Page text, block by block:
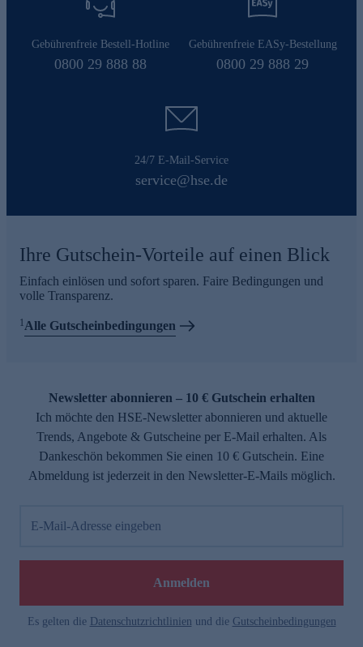
Gebührenfreie Bestell-Hotline
0800 29 888 88
Gebührenfreie EASy-Bestellung
0800 29 888 29
24/7 E-Mail-Service
service@hse.de
Ihre Gutschein-Vorteile auf einen Blick
Einfach einlösen und sofort sparen. Faire Bedingungen und
volle Transparenz.
1Alle Gutscheinbedingungen
Newsletter abonnieren – 10 € Gutschein erhalten
Ich möchte den HSE-Newsletter abonnieren und aktuelle
Trends, Angebote & Gutscheine per E-Mail erhalten. Als
Dankeschön bekommen Sie einen 10 € Gutschein. Eine
Abmeldung ist jederzeit in den Newsletter-E-Mails möglich.
E-Mail-Adresse eingeben
Anmelden
Es gelten die Datenschutzrichtlinien und die Gutscheinbedingungen